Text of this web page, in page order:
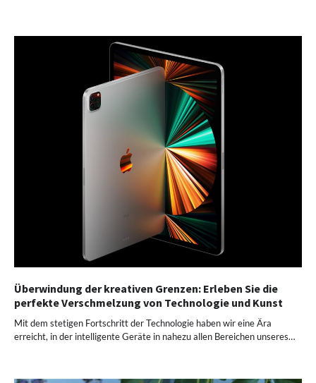
Überwindung der kreativen Grenzen: Erleben Sie die
perfekte Verschmelzung von Technologie und Kunst
Mit dem stetigen Fortschritt der Technologie haben wir eine Ära
erreicht, in der intelligente Geräte in nahezu allen Bereichen unseres…